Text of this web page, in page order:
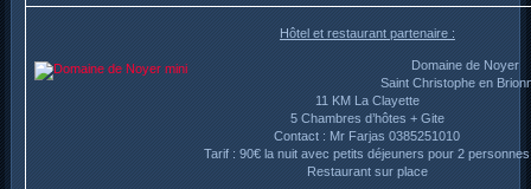
Hôtel et restaurant partenaire :
Domaine de Noyer
Saint Christophe en
11 KM La Clayette
5 Chambres d’hôtes + Gite
Contact : Mr Farjas 0385251010
Tarif : 90€ la nuit avec petits déjeuners pour 2 personnes
Restaurant sur place